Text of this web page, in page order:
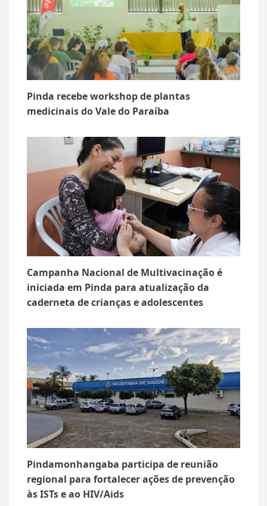
Pinda recebe workshop de plantas
medicinais do Vale do Paraíba
Campanha Nacional de Multivacinação é
iniciada em Pinda para atualização da
caderneta de crianças e adolescentes
Pindamonhangaba participa de reunião
regional para fortalecer ações de prevenção
às ISTs e ao HIV/Aids